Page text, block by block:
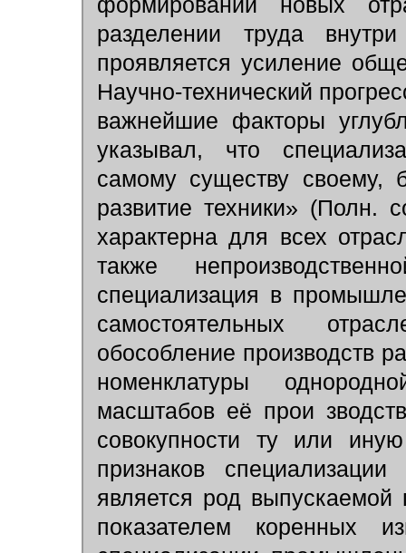
формировании новых
разделении труда
проявляется усиление
Научно-технический
важнейшие факторы
указывал, что
самому существу своему,
развитие техники»
характерна для всех
также
специализация в
самостоятельных
обособление производств
номенклатуры
масштабов её прои
совокупности ту или
признаков
является род
показателем коренных